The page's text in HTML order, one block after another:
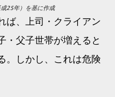
25年）を基に作成
ば、上司・クライアン
・父子世帯が増えると
。しかし、これは危険